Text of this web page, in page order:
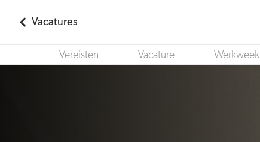
Vacatures
Vereisten Vacature Werkweek